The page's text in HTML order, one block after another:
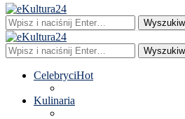
CelebryciHot
Kulinaria